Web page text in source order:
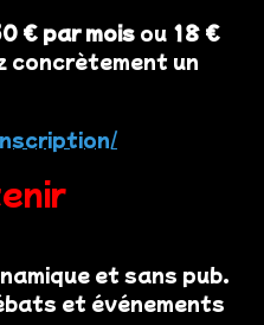
€ par mois ou 18 €
concrètement un
et sans pub.
et événements